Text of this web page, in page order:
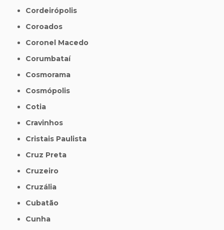
Cordeirópolis
Coroados
Coronel Macedo
Corumbataí
Cosmorama
Cosmópolis
Cotia
Cravinhos
Cristais Paulista
Cruz Preta
Cruzeiro
Cruzália
Cubatão
Cunha